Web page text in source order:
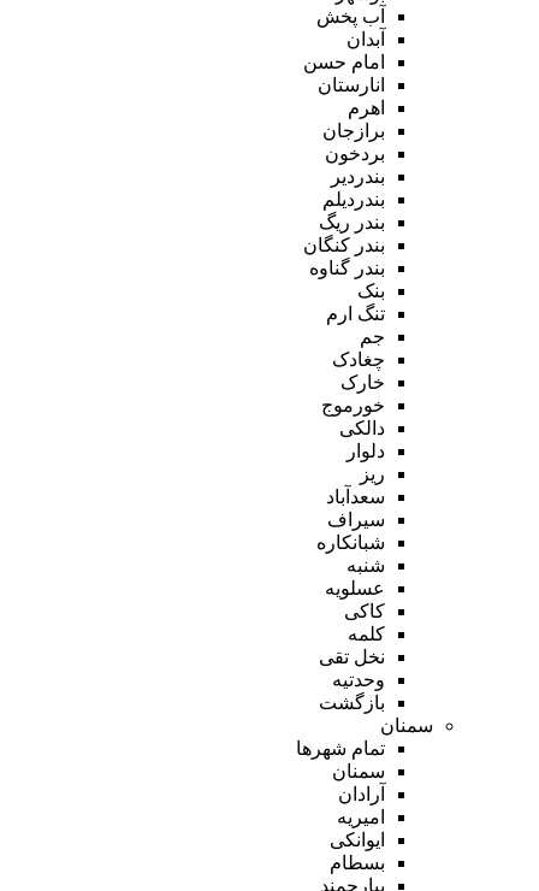
آب پخش
آبدان
امام حسن
انارستان
اهرم
برازجان
بردخون
بندردیر
بندردیلم
بندر ریگ
بندر کنگان
بندر گناوه
بنک
تنگ ارم
جم
چغادک
خارک
خورموج
دالکی
دلوار
ریز
سعدآباد
سیراف
شبانکاره
شنبه
عسلویه
کاکی
کلمه
نخل تقی
وحدتیه
بازگشت
سمنان
تمام شهر‌ها
سمنان
آرادان
امیریه
ایوانکی
بسطام
بیارجمند